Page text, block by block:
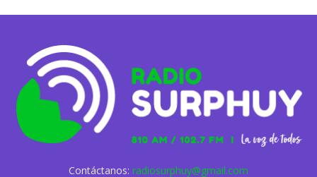
Contáctanos: radiosurphuy@gmail.com